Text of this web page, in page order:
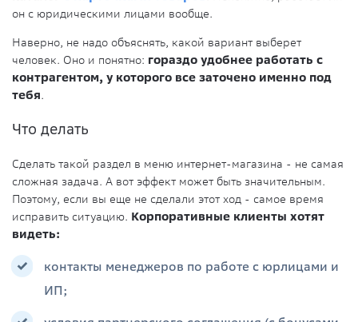
он с юридическими лицами вообще.
Наверно, не надо объяснять, какой вариант выберет
человек. Оно и понятно: гораздо удобнее работать с
контрагентом, у которого все заточено именно под
тебя.
Что делать
Сделать такой раздел в меню интернет-магазина - не самая
сложная задача. А вот эффект может быть значительным.
Поэтому, если вы еще не сделали этот ход - самое время
исправить ситуацию. Корпоративные клиенты хотят
видеть:
контакты менеджеров по работе с юрлицами и
ИП;